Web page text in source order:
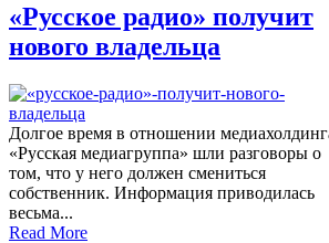
«Русское радио» получит
нового владельца
Долгое время в отношении
«Русская медиагруппа» шли разговоры о
том, что у него должен смениться
собственник. Информация приводилась
весьма...
Read More